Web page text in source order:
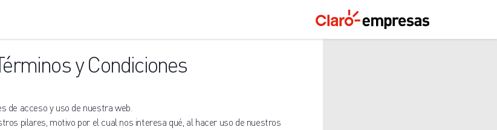
y Condiciones
de acceso y uso de nuestra web.
pilares, motivo por el cual nos interesa qué, al hacer uso de nuestros